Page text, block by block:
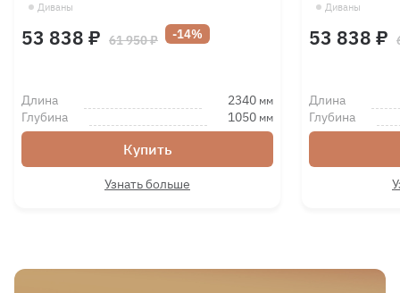
Диваны
53 838 ₽ 61 950 ₽ -14%
Длина 2340 мм
Глубина 1050 мм
Купить
Узнать больше
Диваны
53 838 ₽
Длина
Глубина